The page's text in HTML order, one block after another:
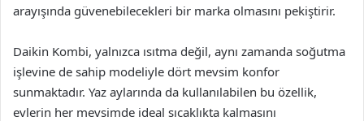
arayışında güvenebilecekleri bir marka olmasını pekiştirir.
Daikin Kombi, yalnızca ısıtma değil, aynı zamanda soğutma
işlevine de sahip modeliyle dört mevsim konfor
sunmaktadır. Yaz aylarında da kullanılabilen bu özellik,
evlerin her mevsimde ideal sıcaklıkta kalmasını